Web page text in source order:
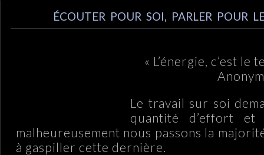
ÉCOUTER POUR SOI, PARLER POUR
« L’énergie, c’est le
Le travail sur soi
quantité d’effort et
malheureusement nous passons la
à gaspiller cette dernière.